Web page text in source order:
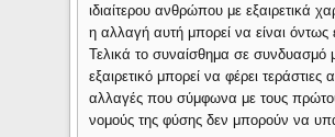
ιδιαίτερου ανθρώπου με εξαιρετικά
η αλλαγή αυτή μπορεί να είναι όντως
Τελικά το συναίσθημα σε συνδυασμό
εξαιρετικό μπορεί να φέρει τεράστιες
αλλαγές που σύμφωνα με τους
νομούς της φύσης δεν μπορούν να